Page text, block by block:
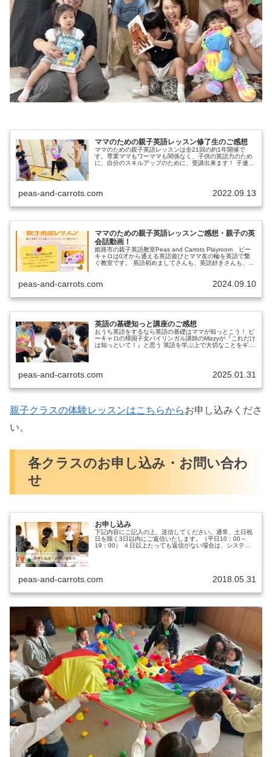
ママのための親子英語レッスン修了生のご感想
ママのための親子英語レッスンは全21回の約1年開催で
す。専業ママもワーママも関係なく、子供の英語力のため
に、自分のスキルアップのために、受講出来ます！ 子連れ
peas-and-carrots.com 2022.09.13
ママのための親子英語レッスンご感想・親子の英
会話動画！
姫路市の親子英語教室Peas and Carrots Playroom ピー
キャロは0才から通える英語遊びとママ友の輪を英語で繋
ぐ教室です。 英語初めましてさんも、英語好きさんも、英
peas-and-carrots.com 2024.09.10
英語の基礎知っと講座のご感想
おうち英語をするなら英語の基礎はママが知っとこう！ ピ
ーキャロの帰国子女バイリンガル講師のMizzyが『これだけ
は知っといて！』と思う 英語を学ぶ上で大切なことをギュ
peas-and-carrots.com 2025.01.31
親子クラスの体験レッスンはこちらからお申し込みくださ
い。
各クラスのお申し込み・お問い合わ
せ
お申し込み
下記内容にご記入の上、送信してください。通常、土日祝
日を除く3日以内にご返信いたします。（平日10：00～
19：00） ４日以上たっても返信がない場合は、システム
peas-and-carrots.com 2018.05.31